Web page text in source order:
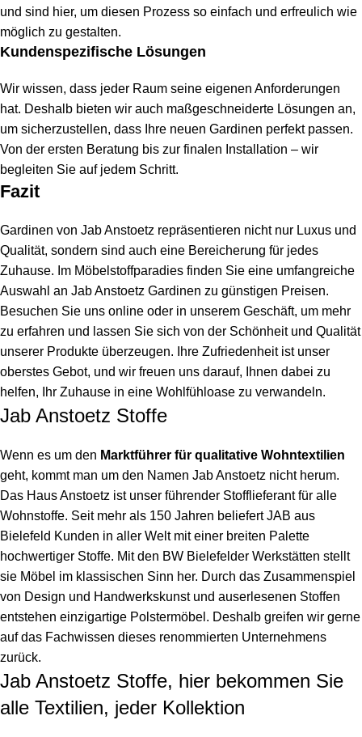
und sind hier, um diesen Prozess so einfach und erfreulich wie
möglich zu gestalten.
Kundenspezifische Lösungen
Wir wissen, dass jeder Raum seine eigenen Anforderungen
hat. Deshalb bieten wir auch maßgeschneiderte Lösungen an,
um sicherzustellen, dass Ihre neuen Gardinen perfekt passen.
Von der ersten Beratung bis zur finalen Installation – wir
begleiten Sie auf jedem Schritt.
Fazit
Gardinen von Jab Anstoetz repräsentieren nicht nur Luxus und
Qualität, sondern sind auch eine Bereicherung für jedes
Zuhause. Im Möbelstoffparadies finden Sie eine umfangreiche
Auswahl an Jab Anstoetz Gardinen zu günstigen Preisen.
Besuchen Sie uns online oder in unserem Geschäft, um mehr
zu erfahren und lassen Sie sich von der Schönheit und Qualität
unserer Produkte überzeugen. Ihre Zufriedenheit ist unser
oberstes Gebot, und wir freuen uns darauf, Ihnen dabei zu
helfen, Ihr Zuhause in eine Wohlfühloase zu verwandeln.
Jab Anstoetz Stoffe
Wenn es um den Marktführer für qualitative Wohntextilien
geht, kommt man um den Namen Jab Anstoetz nicht herum.
Das Haus Anstoetz ist unser führender Stofflieferant für alle
Wohnstoffe. Seit mehr als 150 Jahren beliefert JAB aus
Bielefeld Kunden in aller Welt mit einer breiten Palette
hochwertiger Stoffe. Mit den BW Bielefelder Werkstätten stellt
sie Möbel im klassischen Sinn her. Durch das Zusammenspiel
von Design und Handwerkskunst und auserlesenen Stoffen
entstehen einzigartige Polstermöbel. Deshalb greifen wir gerne
auf das Fachwissen dieses renommierten Unternehmens
zurück.
Jab Anstoetz Stoffe, hier bekommen Sie
alle Textilien, jeder Kollektion